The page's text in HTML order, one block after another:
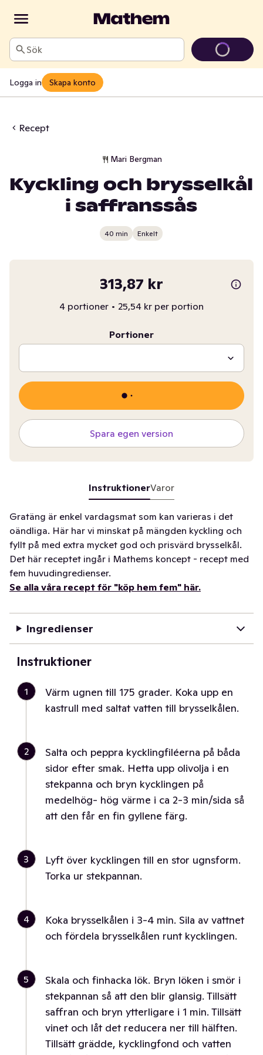
Sök
Logga in Skapa konto
Recept
Mari Bergman
Kyckling och brysselkål
i saffranssås
40 min Enkelt
313,87 kr
4 portioner • 25,54 kr per portion
Portioner
Spara egen version
InstruktionerVaror
Gratäng är enkel vardagsmat som kan varieras i det
oändliga. Här har vi minskat på mängden kyckling och
fyllt på med extra mycket god och prisvärd brysselkål.
Det här receptet ingår i Mathems koncept - recept med
fem huvudingredienser.
Se alla våra recept för "köp hem fem" här.
Ingredienser
Instruktioner
1
Värm ugnen till 175 grader. Koka upp en
kastrull med saltat vatten till brysselkålen.
2
Salta och peppra kycklingfiléerna på båda
sidor efter smak. Hetta upp olivolja i en
stekpanna och bryn kycklingen på
medelhög- hög värme i ca 2-3 min/sida så
att den får en fin gyllene färg.
3
Lyft över kycklingen till en stor ugnsform.
Torka ur stekpannan.
4
Koka brysselkålen i 3-4 min. Sila av vattnet
och fördela brysselkålen runt kycklingen.
5
Skala och finhacka lök. Bryn löken i smör i
stekpannan så att den blir glansig. Tillsätt
saffran och bryn ytterligare i 1 min. Tillsätt
vinet och låt det reducera ner till hälften.
Tillsätt grädde, kycklingfond och vatten